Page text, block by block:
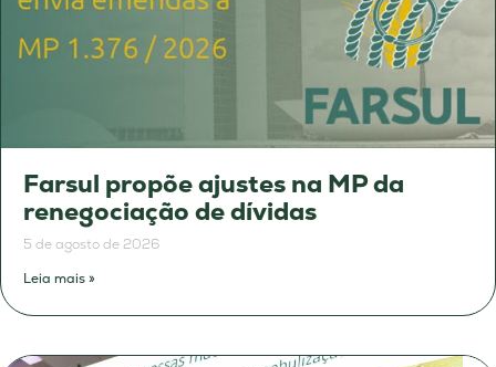
Farsul propõe ajustes na MP da
renegociação de dívidas
5 de agosto de 2026
Leia mais »